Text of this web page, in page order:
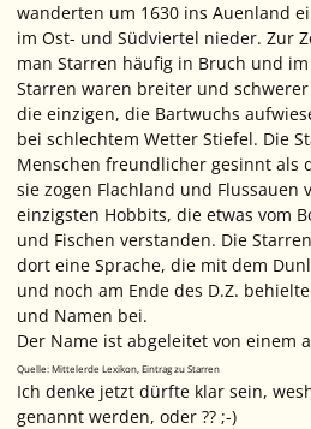
wanderten um 1630 ins Auenland
im Ost- und Südviertel nieder. Zur
man Starren häufig in Bruch und im
Starren waren breiter und
die einzigen, die Bartwuchs
bei schlechtem Wetter Stiefel. Die
Menschen freundlicher gesinnt als
sie zogen Flachland und Flussauen
einzigsten Hobbits, die etwas vom
und Fischen verstanden. Die
dort eine Sprache, die mit dem
und noch am Ende des D.Z.
und Namen bei.
Der Name ist abgeleitet von einem
Quelle: Mittelerde Lexikon, Eintrag zu Starren
Ich denke jetzt dürfte klar sein,
genannt werden, oder ?? ;-)